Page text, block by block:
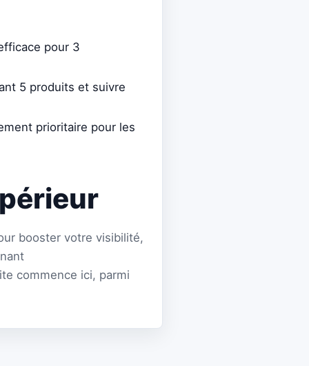
pour 3
5 produits et suivre
prioritaire pour les
booster votre visibilité,
commence ici, parmi